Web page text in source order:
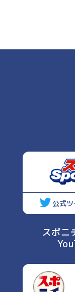
公式
スポニ